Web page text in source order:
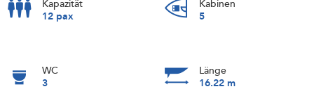
Kapazität
12 pax
Kabinen
5
WC
3
Länge
16.22 m